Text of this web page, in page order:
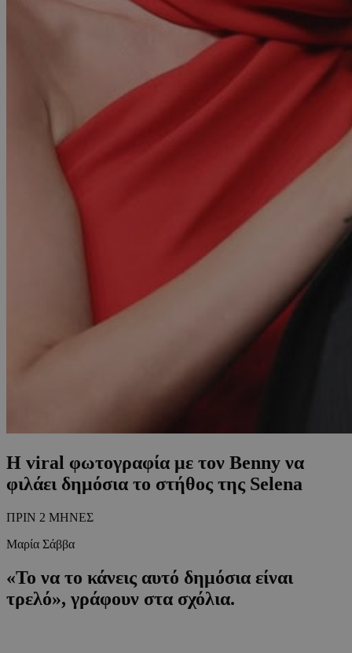
Η viral φωτογραφία με τον Benny να
φιλάει δημόσια το στήθος της Selena
ΠΡΙΝ 2 ΜΗΝΕΣ
Μαρία Σάββα
«Το να το κάνεις αυτό δημόσια είναι
τρελό», γράφουν στα σχόλια.